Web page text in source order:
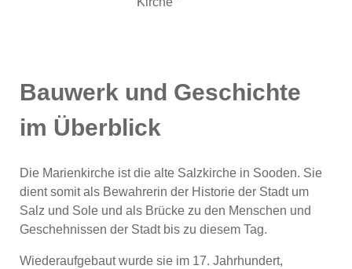
Bauwerk und Geschichte
im Überblick
Die Marienkirche ist die alte Salzkirche in Sooden. Sie
dient somit als Bewahrerin der Historie der Stadt um
Salz und Sole und als Brücke zu den Menschen und
Geschehnissen der Stadt bis zu diesem Tag.
Wiederaufgebaut wurde sie im 17. Jahrhundert,